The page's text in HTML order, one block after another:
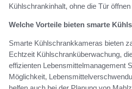
Kühlschrankinhalt, ohne die Tür
Welche Vorteile bieten smarte
Smarte Kühlschrankkameras bieten
Echtzeit Kühlschranküberwachung,
effizienten Lebensmittelmanagement
Möglichkeit,